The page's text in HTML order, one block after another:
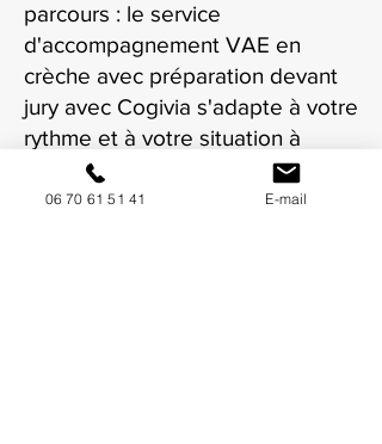
parcours : le service
d'accompagnement VAE en
crèche avec préparation devant
jury avec Cogivia s'adapte à votre
rythme et à votre situation à
Castres.
06 70 61 51 41 E-mail